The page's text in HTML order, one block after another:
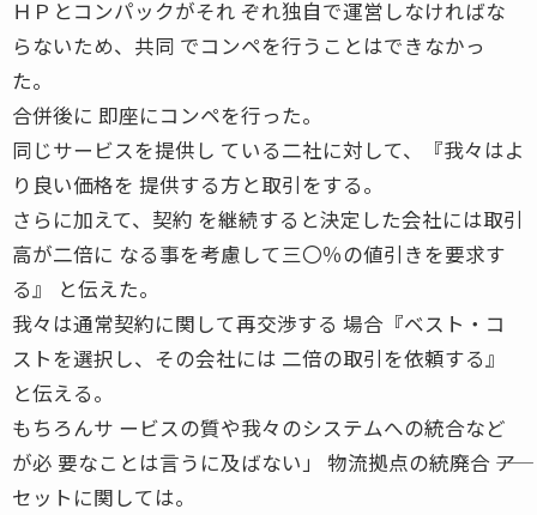
ＨＰとコンパックがそれ ぞれ独自で運営しなければな
らないため、共同 でコンペを行うことはできなかっ
た。
合併後に 即座にコンペを行った。
同じサービスを提供し ている二社に対して、『我々はよ
り良い価格を 提供する方と取引をする。
さらに加えて、契約 を継続すると決定した会社には取引
高が二倍に なる事を考慮して三〇％の値引きを要求す
る』 と伝えた。
我々は通常契約に関して再交渉する 場合『ベスト・コ
ストを選択し、その会社には 二倍の取引を依頼する』
と伝える。
もちろんサ ービスの質や我々のシステムへの統合など
が必 要なことは言うに及ばない」 物流拠点の統廃合 ――ア
セットに関しては。